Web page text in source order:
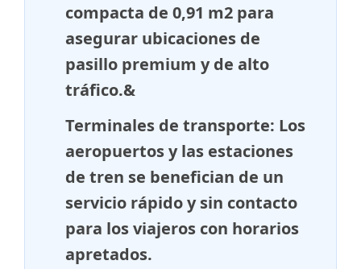
compacta de 0,91 m2 para
asegurar ubicaciones de
pasillo premium y de alto
tráfico.&
Terminales de transporte: Los
aeropuertos y las estaciones
de tren se benefician de un
servicio rápido y sin contacto
para los viajeros con horarios
apretados.